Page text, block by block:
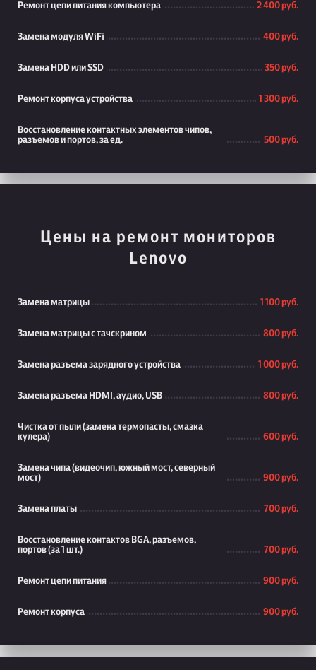
Ремонт цепи питания компьютера 2 400 руб.
Замена модуля WiFi 400 руб.
Замена HDD или SSD 350 руб.
Ремонт корпуса устройства 1 300 руб.
Восстановление контактных элементов чипов,
разъемов и портов, за ед.
500 руб.
Цены на ремонт мониторов
Lenovo
Замена матрицы 1 100 руб.
Замена матрицы с тачскрином 800 руб.
Замена разъема зарядного устройства 1 000 руб.
Замена разъема HDMI, аудио, USB 800 руб.
Чистка от пыли (замена термопасты, смазка
кулера)
600 руб.
Замена чипа (видеочип, южный мост, северный
мост)
900 руб.
Замена платы 700 руб.
Восстановление контактов BGA, разъемов,
портов (за 1 шт.)
700 руб.
Ремонт цепи питания 900 руб.
Ремонт корпуса 900 руб.